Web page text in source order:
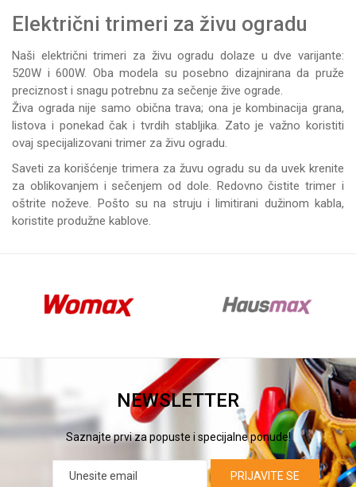
Električni trimeri za živu ogradu
Naši električni trimeri za živu ogradu dolaze u dve varijante:
520W i 600W. Oba modela su posebno dizajnirana da pruže
preciznost i snagu potrebnu za sečenje žive ograde.
Živa ograda nije samo obična trava; ona je kombinacija grana,
listova i ponekad čak i tvrdih stabljika. Zato je važno koristiti
ovaj specijalizovani trimer za živu ogradu.
Saveti za korišćenje trimera za žuvu ogradu su da uvek krenite
za oblikovanjem i sečenjem od dole. Redovno čistite trimer i
oštrite noževe. Pošto su na struju i limitirani dužinom kabla,
koristite produžne kablove.
NEWSLETTER
Saznajte prvi za popuste i specijalne ponude!
PRIJAVITE SE